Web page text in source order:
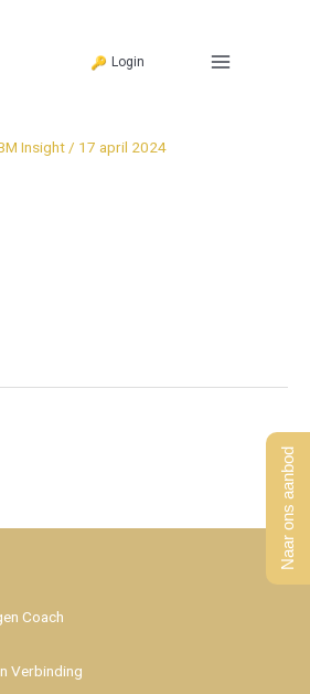
Login
Insight / 17 april 2024
Coach
Verbinding
Naar ons aanbod